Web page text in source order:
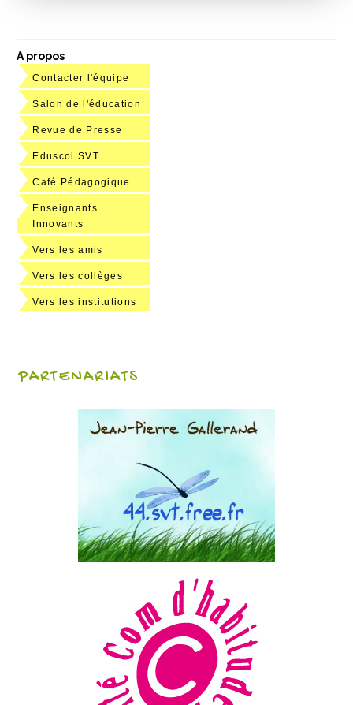
A propos
Contacter l'équipe
Salon de l'éducation
Revue de Presse
Eduscol SVT
Café Pédagogique
Enseignants
Innovants
Vers les amis
Vers les collèges
Vers les institutions
PARTENARIATS